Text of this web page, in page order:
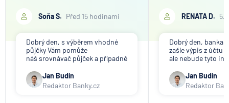
Stavební spořitelna České spořitelny
SV pojišťovna
Trinity Bank
UniCredit Bank
UNIQA penzijní společnost
UNIQA pojišťovna
Soňa S. Před 15 hodinami
Dobrý den, s výběrem vhodné
půjčky Vám pomůže
náš srovnávač půjček a případně
půjček. Pro získání půjčky je
třeba mít dostatečný příjem,
nebýt ve zkušební ani výpovědní
Jan Budín
Redaktor Banky.cz
společnosti, které
účelem ověření
RENATA D.
Dobrý den, banka
zašle výpis z účtu
ale nebude tyto
společnosti).
přeposlání emailu
jiným osobám či
Jan Budín
Redaktor